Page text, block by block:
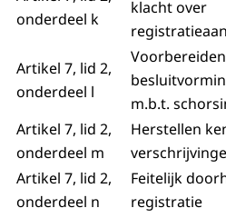
onderdeel k
klacht over
Artikel 7, lid 2,
onderdeel l
Voorbereiden
m.b.t.
Artikel 7, lid 2,
onderdeel m
Herstellen
Artikel 7, lid 2,
onderdeel n
Feitelijk
registratie